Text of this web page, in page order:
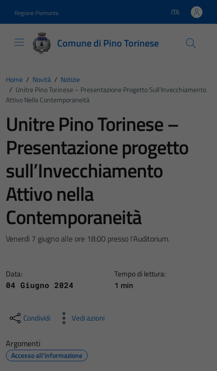
Regione Piemonte Lingua attiva:
ITA
Comune di Pino Torinese
Home / Novità / Notizie
/ Unitre Pino Torinese – Presentazione Progetto Sull’Invecchiamento
Attivo Nella Contemporaneità
Unitre Pino Torinese –
Presentazione progetto
sull’Invecchiamento
Attivo nella
Contemporaneità
Venerdì 7 giugno alle ore 18:00 presso l'Auditorium.
Data:
04 Giugno 2024
Tempo di lettura:
1 min
Condividi Vedi azioni
Argomenti
Accesso all'informazione